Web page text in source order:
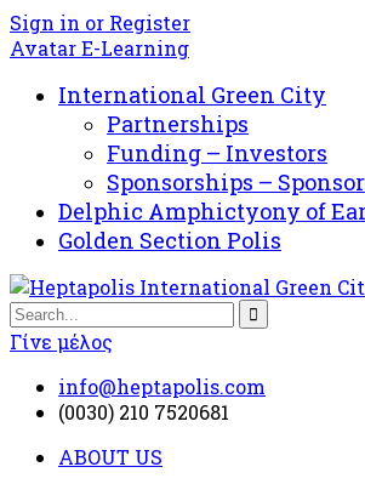
Sign in or Register
Avatar E-Learning
International Green City
Partnerships
Funding – Investors
Sponsorships –
Delphic Amphictyony of
Golden Section Polis
Γίνε μέλος
info@heptapolis.com
(0030) 210 7520681
ABOUT US